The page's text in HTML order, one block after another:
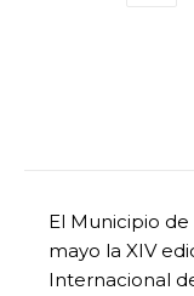
El Municipio de
mayo la XIV
Internacional